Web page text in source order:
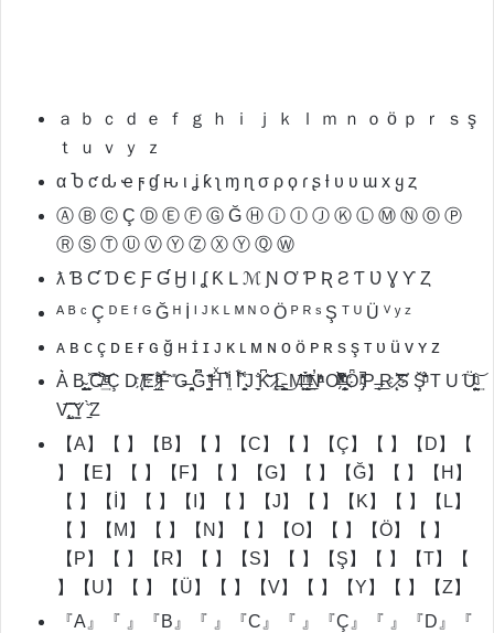
ａ ｂ ｃ ｄ ｅ ｆ ｇ ｈ ｉ ｊ ｋ ｌ ｍ ｎ ｏ ö ｐ ｒ ｓ ş
ｔ ｕ ｖ ｙ ｚ
α Ⴆ ƈ ԃ ҽ ϝ ɠ ԋ ι ʝ ƙ ʅ ɱ ɳ σ ρ ϙ ɾ ʂ ƚ υ ʋ ɯ x ყ ȥ
Ⓐ Ⓑ Ⓒ Ç Ⓓ Ⓔ Ⓕ Ⓖ Ğ Ⓗ ⓘ Ⓘ Ⓙ Ⓚ Ⓛ Ⓜ Ⓝ Ⓞ Ⓟ
Ⓡ Ⓢ Ⓣ Ⓤ Ⓥ Ⓨ Ⓩ Ⓧ Ⓨ Ⓠ Ⓦ
ƛ Ɓ Ƈ Ɗ Є Ƒ Ɠ Ӈ Ɩ ʆ Ƙ Լ ℳ Ɲ Ơ Ƥ Ʀ Ƨ Ƭ Ʋ Ɣ Ƴ Ȥ
ᴬ ᴮ ᶜ Ç ᴰ ᴱ ᶠ ᴳ Ğ ᴴ İ ᴵ ᴶ ᴷ ᴸ ᴹ ᴺ ᴼ Ö ᴾ ᴿ ˢ Ş ᵀ ᵁ Ü ⱽ ʸ ᶻ
ᴀ ʙ ᴄ ç ᴅ ᴇ ғ ɢ ğ ʜ ɪ̇ ɪ ᴊ ᴋ ʟ ᴍ ɴ ᴏ ö ᴘ ʀ s ş ᴛ ᴜ ü ᴠ ʏ ᴢ
A͛ B̴̧̫̖͍̰͎̱ ̖͕̼̝̗͘͝͡C̸̶̐̀͢͝ ͣͦÇ D ̸̨͠҉͘E ̷͔̺̲̊̍̆ͪͤ̏́͘F̽̂̇ ̎G̶ ̞̤̻͉͍Ğ͆ ̮̺̟̏̍ͭ̇̃Hͯ̅ ̊̒́İ͍ Ǐ̒͆̍ ̹͚̝͋J ̼͉̩̐K͆͂̌ ̷̢̛͢͡L̵͙̗̯̮̪͜ M̶̨͢͞ ̶̧̱͗̀ͫ́̄͢͟N̓̑̒ͣͧ Ơ̶̈̒͆ͯͣ̃̀̕ ̶̇̾͗ͨ҉̣̳͎̰͕Ȫ ̴̡̒͗͑ͪ̚P ̶̧͟R ̷̨͝҉̛͠S Ş̆͗ͧ̄́̐ T U ͠Ü̴̺̙̩̤̰ͪ͢͝
V̧̢͢͞͠ ̧͘Y̳ ̠̏̀Z
【A】【 】【B】【 】【C】【 】【Ç】【 】【D】【
】【E】【 】【F】【 】【G】【 】【Ğ】【 】【H】
【 】【İ】【 】【I】【 】【J】【 】【K】【 】【L】
【 】【M】【 】【N】【 】【O】【 】【Ö】【 】
【P】【 】【R】【 】【S】【 】【Ş】【 】【T】【
】【U】【 】【Ü】【 】【V】【 】【Y】【 】【Z】
『A』『 』『B』『 』『C』『 』『Ç』『 』『D』『